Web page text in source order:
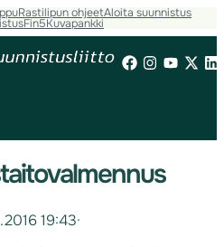
Rastilipun ohjeetAloita suunnistus
Fin5Kuvapankki
19:43·